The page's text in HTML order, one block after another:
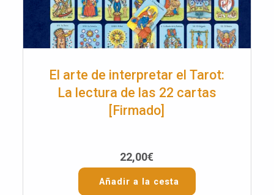
El arte de interpretar el Tarot:
La lectura de las 22 cartas
[Firmado]
22,00€
Añadir a la cesta